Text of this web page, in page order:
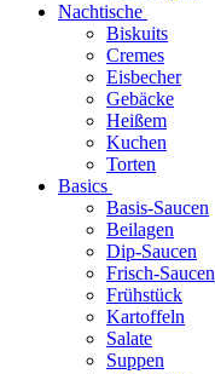
Nachtische
Biskuits
Cremes
Eisbecher
Gebäcke
Heißem
Kuchen
Torten
Basics
Basis-Saucen
Beilagen
Dip-Saucen
Frisch-Saucen
Frühstück
Kartoffeln
Salate
Suppen